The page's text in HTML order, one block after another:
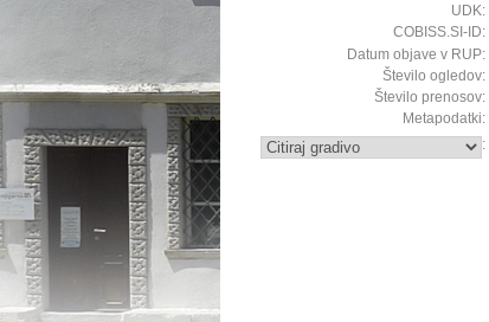
UDK:
COBISS.SI-ID:
Datum objave v RUP:
Število ogledov:
Število prenosov:
Metapodatki:
: